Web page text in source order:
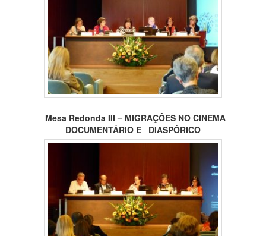
Mesa Redonda III – MIGRAÇÔES NO CINEMA
DOCUMENTÁRIO E DIASPÓRICO